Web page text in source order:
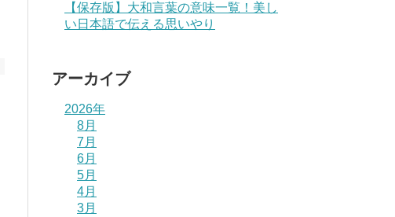
【保存版】大和言葉の意味一覧！美し
い日本語で伝える思いやり
アーカイブ
2026年
8月
7月
6月
5月
4月
3月